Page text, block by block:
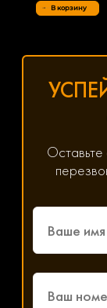
В корзину